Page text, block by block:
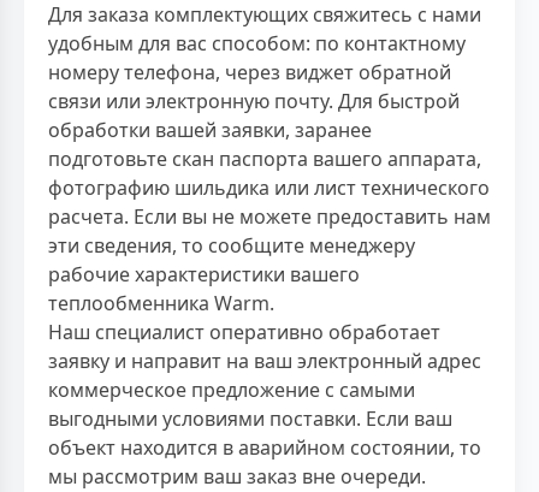
Для заказа комплектующих свяжитесь с нами
удобным для вас способом: по контактному
номеру телефона, через виджет обратной
связи или электронную почту. Для быстрой
обработки вашей заявки, заранее
подготовьте скан паспорта вашего аппарата,
фотографию шильдика или лист технического
расчета. Если вы не можете предоставить нам
эти сведения, то сообщите менеджеру
рабочие характеристики вашего
теплообменника Warm.
Наш специалист оперативно обработает
заявку и направит на ваш электронный адрес
коммерческое предложение с самыми
выгодными условиями поставки. Если ваш
объект находится в аварийном состоянии, то
мы рассмотрим ваш заказ вне очереди.